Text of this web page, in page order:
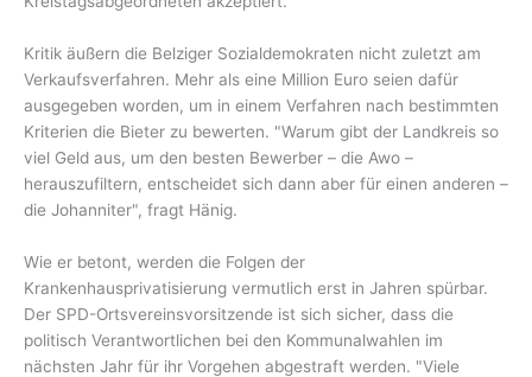
Kritik äußern die Belziger Sozialdemokraten nicht zuletzt am
Verkaufsverfahren. Mehr als eine Million Euro seien dafür
ausgegeben worden, um in einem Verfahren nach bestimmten
Kriterien die Bieter zu bewerten. "Warum gibt der Landkreis so
viel Geld aus, um den besten Bewerber – die Awo –
herauszufiltern, entscheidet sich dann aber für einen anderen –
die Johanniter", fragt Hänig.
Wie er betont, werden die Folgen der
Krankenhausprivatisierung vermutlich erst in Jahren spürbar.
Der SPD-Ortsvereinsvorsitzende ist sich sicher, dass die
politisch Verantwortlichen bei den Kommunalwahlen im
nächsten Jahr für ihr Vorgehen abgestraft werden. "Viele